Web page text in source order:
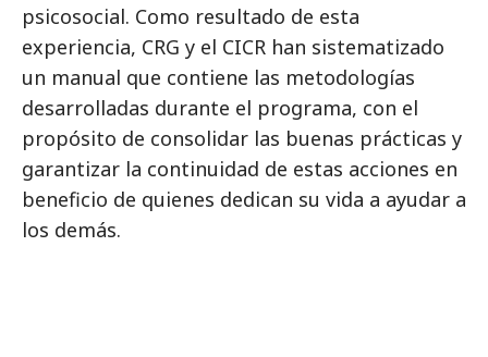
psicosocial. Como resultado de esta
experiencia, CRG y el CICR han sistematizado
un manual que contiene las metodologías
desarrolladas durante el programa, con el
propósito de consolidar las buenas prácticas y
garantizar la continuidad de estas acciones en
beneficio de quienes dedican su vida a ayudar a
los demás.